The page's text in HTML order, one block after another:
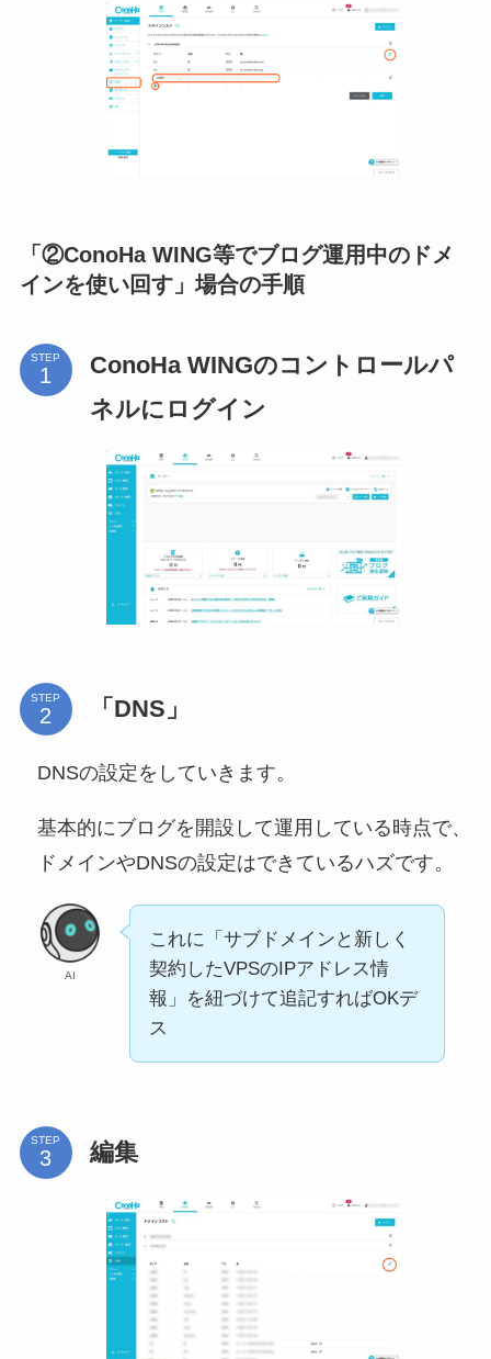
「②ConoHa WING等でブログ運用中のドメ
インを使い回す」場合の手順
STEP
ConoHa WINGのコントロールパ
ネルにログイン
STEP 「DNS」
DNSの設定をしていきます。
基本的にブログを開設して運用している時点で、
ドメインやDNSの設定はできているハズです。
AI
これに「サブドメインと新しく
契約したVPSのIPアドレス情
報」を紐づけて追記すればOKデ
ス
STEP 編集